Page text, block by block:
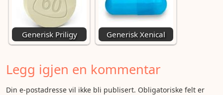
Generisk Priligy Generisk Xenical
Legg igjen en kommentar
Din e-postadresse vil ikke bli publisert. Obligatoriske felt er